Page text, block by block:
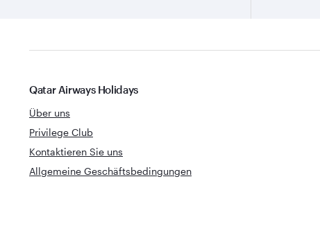
Qatar Airways Holidays
Über uns
Privilege Club
Kontaktieren Sie uns
Allgemeine Geschäftsbedingungen